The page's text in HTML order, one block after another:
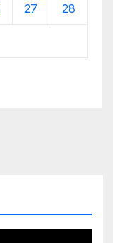
27 28